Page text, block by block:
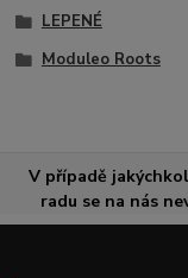
LEPENÉ
Moduleo Roots
V případě
radu se na nás